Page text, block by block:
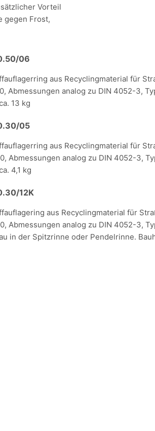
Vorteil
gegen Frost,
06
aus Recyclingmaterial für
Abmessungen analog zu DIN 4052-3,
13 kg
05
aus Recyclingmaterial für
Abmessungen analog zu DIN 4052-3,
4,1 kg
12K
aus Recyclingmaterial für
Abmessungen analog zu DIN 4052-3,
in der Spitzrinne oder Pendelrinne.